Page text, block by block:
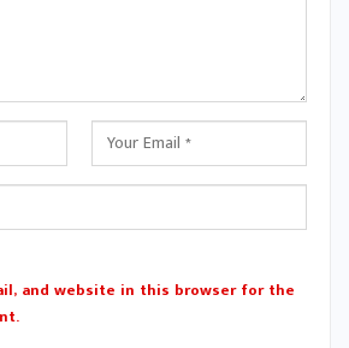
and website in this browser for the